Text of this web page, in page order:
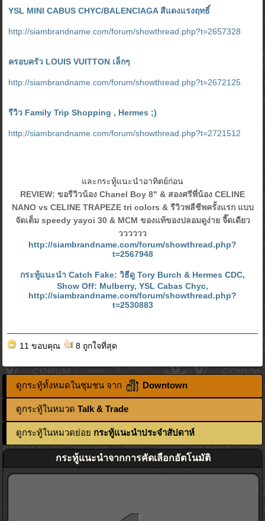
YSL MINI CABUS CHYC/BALENCIAGA สีแดงแรงฤทธิ์
http://siambrandname.com/forum/showthread.php?t=2657328
ครอบครัว LOUIS VUITTON เล็กๆ
http://siambrandname.com/forum/showthread.php?t=2672125
รีวิว Family Trip Shopping , Hermes ;)
http://siambrandname.com/forum/showthread.php?t=2721512
และกระทู้แนะนำอาทิตย์ก่อน
REVIEW: ขอรีวิวน้อง Chanel Boy 8" & สองศรีพี่น้อง CELINE
NANO vs CELINE TRAPEZE tri colors & รีวิวพลีชีพครั้งแรก แบบ
จัดเต็ม speedy yayoi 30 & MCM ของแท้ของปลอมดูง่าย จี๊ดเดียว
วววววว
http://siambrandname.com/forum/showthread.php?
t=2567948
กระทู้แนะนำ Catch Fake: วิธีดู Tory Burch & Hermes CDC,
Show Off: Mulberry, YSL Cabas Chyc,
http://siambrandname.com/forum/showthread.php?
t=2530883
11 ขอบคุณ 8 ถูกใจที่สุด
ดูกระทู้ทั้งหมดในชุมชน จาก Downtown
ดูกระทู้ในหมวดTalk & Trade
ดูกระทู้ในหมวดย่อย กระทู้แนะนำประจำสัปดาห์
กระทู้แนะนำจากการคัดเลือกอัตโนมัติ